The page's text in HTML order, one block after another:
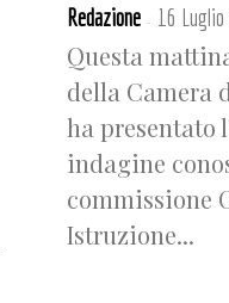
Redazione - 16
Questa
della Camera
ha presentato
indagine
commissione
Istruzione...